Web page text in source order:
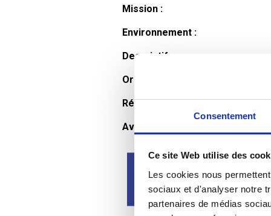
Consentement
Ce site Web utilise des
Les cookies nous
sociaux et d'analyser notre
partenaires de médias
Mission :
Environnement :
Descriptif :
Organisation et horaires :
Rémunération :
Avantages :